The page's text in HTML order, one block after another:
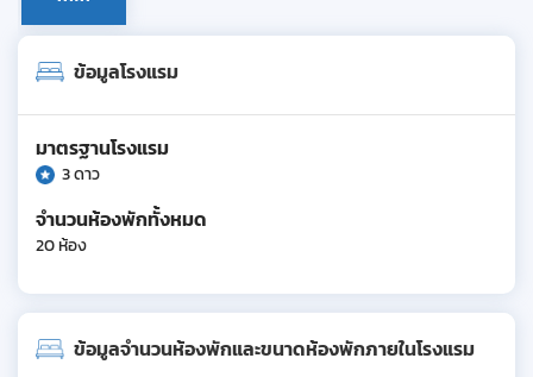
ข้อมูลโรงแรม
มาตรฐานโรงแรม
3 ดาว
จำนวนห้องพักทั้งหมด
20 ห้อง
ข้อมูลจำนวนห้องพักและขนาดห้องพักภายในโรงแรม